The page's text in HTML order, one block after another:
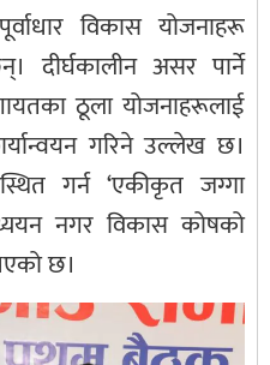
विकास योजनाहरू
दीर्घकालीन असर पार्ने
ठूला योजनाहरूलाई
गरिने उल्लेख छ।
गर्न ‘एकीकृत जग्गा
नगर विकास कोषको
छ।